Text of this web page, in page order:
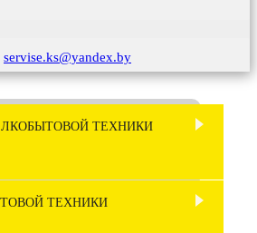
servise.ks@yandex.by
ТЕХНИКИ
ТЕХНИКИ